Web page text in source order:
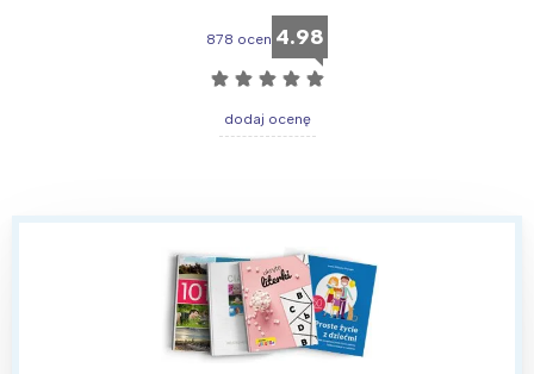
878 ocen 4.98
☆ ☆ ☆ ☆ ☆
dodaj ocenę